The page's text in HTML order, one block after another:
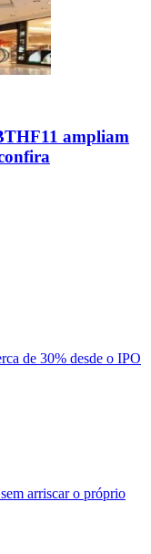
ampliam
de 30% desde o IPO
arriscar o próprio